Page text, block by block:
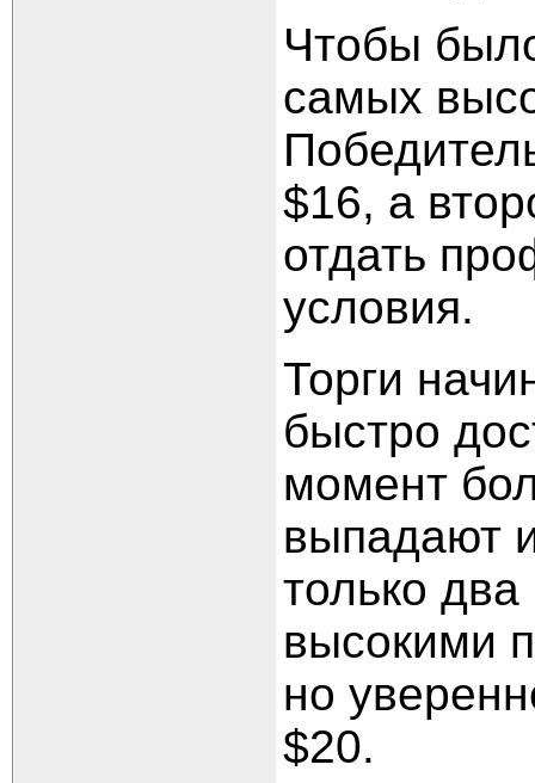
Чтобы
самых
$16, а
отдать
условия.
Торги
быстро
момент
выпадают
только
высокими
но
$20.